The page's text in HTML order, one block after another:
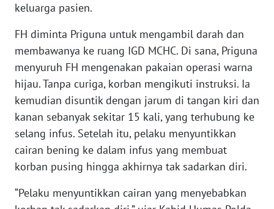
keluarga pasien.
FH diminta Priguna untuk mengambil darah dan
membawanya ke ruang IGD MCHC. Di sana, Priguna
menyuruh FH mengenakan pakaian operasi warna
hijau. Tanpa curiga, korban mengikuti instruksi. Ia
kemudian disuntik dengan jarum di tangan kiri dan
kanan sebanyak sekitar 15 kali, yang terhubung ke
selang infus. Setelah itu, pelaku menyuntikkan
cairan bening ke dalam infus yang membuat
korban pusing hingga akhirnya tak sadarkan diri.
“Pelaku menyuntikkan cairan yang menyebabkan
News
WN
SUMUT
WN
JAKARTA
WN